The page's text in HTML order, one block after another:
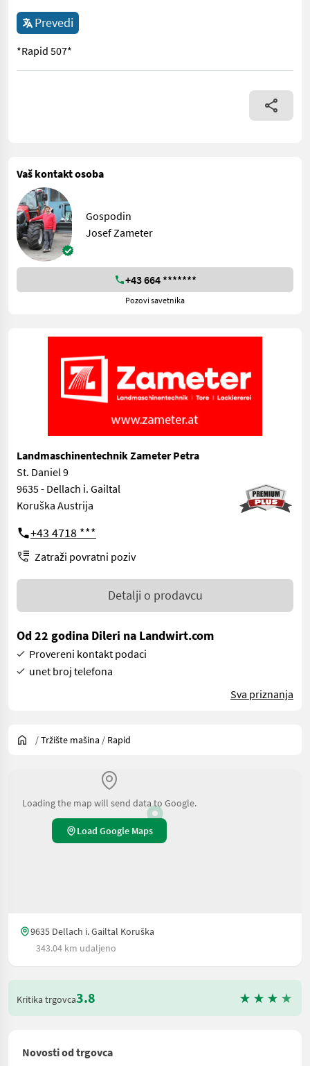
Prevedi
*Rapid 507*
*Rapid 507*
Vaš kontakt osoba
Gospodin
Josef Zameter
+43 664 *******
Pozovi savetnika
Landmaschinentechnik Zameter Petra
St. Daniel 9
9635 - Dellach i. Gailtal
Koruška Austrija
+43 4718 ***
Zatraži povratni poziv
Detalji o prodavcu
Od 22 godina Dileri na Landwirt.com
Provereni kontakt podaci
unet broj telefona
Sva priznanja
/Tržište mašina / Rapid
Loading the map will send data to Google.
Load Google Maps
9635 Dellach i. Gailtal Koruška
343.04 km udaljeno
Kritika trgovca3.8
Novosti od trgovca